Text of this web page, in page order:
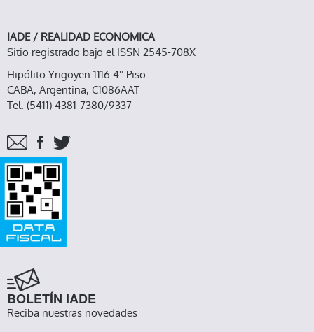
IADE / REALIDAD ECONOMICA
Sitio registrado bajo el ISSN 2545-708X
Hipólito Yrigoyen 1116 4° Piso
CABA, Argentina, C1086AAT
Tel. (5411) 4381-7380/9337
BOLETÍN IADE
Reciba nuestras novedades